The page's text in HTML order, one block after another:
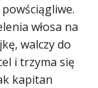
włosa na
walczy do
i trzyma się
kapitan